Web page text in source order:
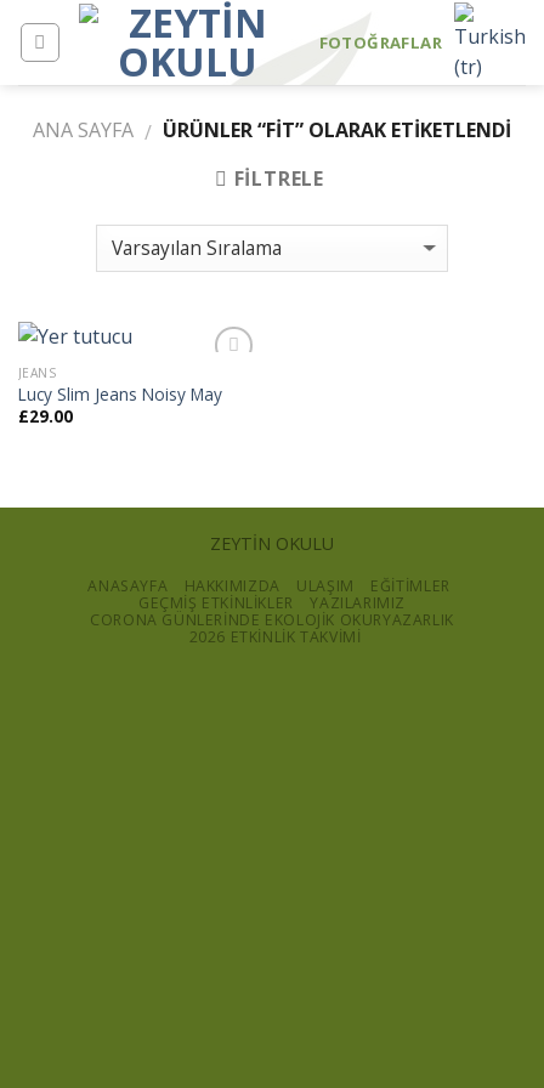
FOTOĞRAFLAR
ANA SAYFA / ÜRÜNLER “FIT” OLARAK ETIKETLENDI
FILTRELE
JEANS
Lucy Slim Jeans Noisy May
£29.00
ZEYTİN OKULU
ANASAYFA HAKKIMIZDA ULAŞIM
EĞİTİMLER
GEÇMİŞ ETKİNLİKLER
YAZILARIMIZ
CORONA GÜNLERINDE EKOLOJIK OKURYAZARLIK
2026 ETKİNLİK TAKVİMİ